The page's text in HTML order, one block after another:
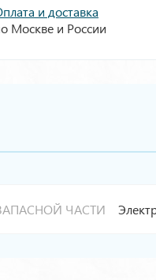
и доставка
Москве и России
ЧАСТИ